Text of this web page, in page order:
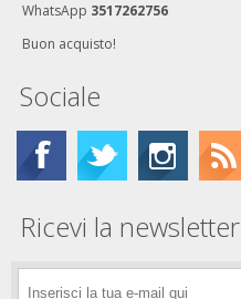
WhatsApp 3517262756
Buon acquisto!
Sociale
Ricevi la newsletter